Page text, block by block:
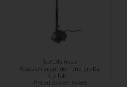
Sprudelndes
Wasservergnügen und große
Vielfalt ...
Produktcode: 56465